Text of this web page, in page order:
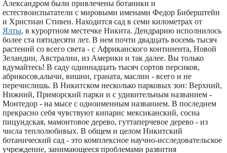
Александром были привлечены ботаники и
естествоиспытатели с мировыми именами Федор Биберштейн
и Христиан Стивен. Находится сад в семи километрах от
Ялты, в курортном местечке Никита. Дендрарию исполнилось
более ста пятидесяти лет. В нем почти двадцать восемь тысяч
растений со всего света - с Африканского континента, Новой
Зеландии, Австралии, из Америки и так далее. Вы только
вдумайтесь! В саду одиннадцать тысяч сортов персиков,
абрикосов,алычи, вишни, граната, маслин - всего и не
перечислишь. В Никитском несколько парковых зон: Верхний,
Нижний, Приморский парки и с удивительным названием -
Монтедор - на мысе с одноименным названием. В последнем
прекрасно себя чувствуют кипарис мексиканский, сосна
пицундская, мамонтовое дерево, гуттаперчевое дерево - из
числа теплолюбивых. В общем и целом Никитский
ботанический сад - это комплексное научно-исследовательское
учреждение, занимающееся проблемами развития